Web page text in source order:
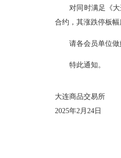
对同时满足《
合约，其涨跌停板
请各会员单位
特此通知。
大连商品交易所
2025年2月24日